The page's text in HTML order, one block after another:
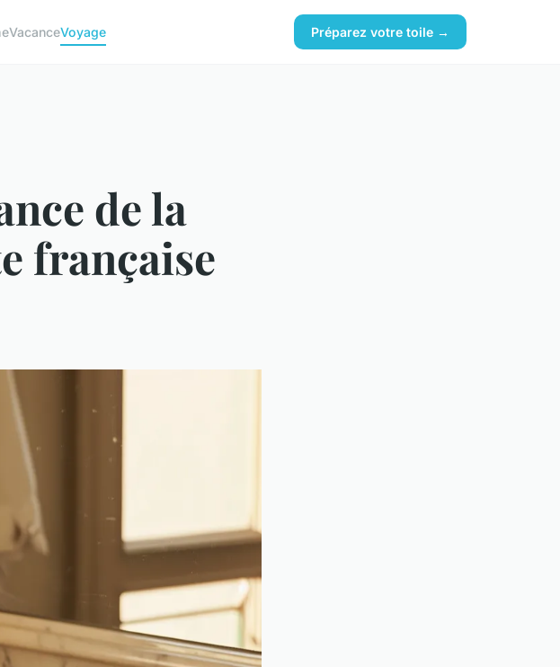
VacanceVoyage Préparez votre toile →
de la
française